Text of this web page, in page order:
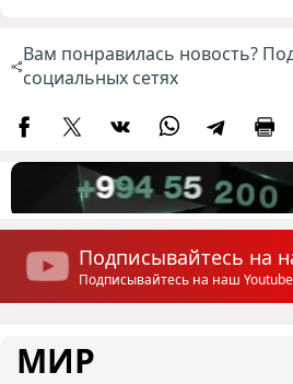
Вам понравилась новость?
социальных сетях
Подписывайтесь на
Подписывайтесь на наш
МИР